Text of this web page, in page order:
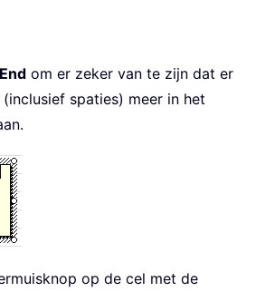
om er zeker van te zijn dat er
spaties) meer in het
op de cel met de